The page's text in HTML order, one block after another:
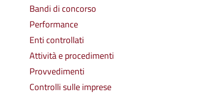
Bandi di concorso
Performance
Enti controllati
Attività e procedimenti
Provvedimenti
Controlli sulle imprese